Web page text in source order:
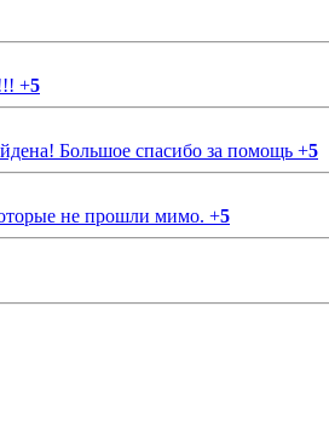
+5
Большое спасибо за помощь +5
не прошли мимо. +5